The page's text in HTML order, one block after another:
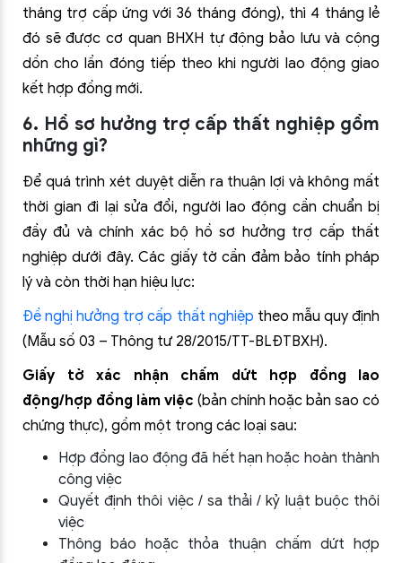
tháng trợ cấp ứng với 36 tháng đóng), thì 4 tháng lẻ
đó sẽ được cơ quan BHXH tự động bảo lưu và cộng
dồn cho lần đóng tiếp theo khi người lao động giao
kết hợp đồng mới.
6. Hồ sơ hưởng trợ cấp thất nghiệp gồm
những gì?
Để quá trình xét duyệt diễn ra thuận lợi và không mất
thời gian đi lại sửa đổi, người lao động cần chuẩn bị
đầy đủ và chính xác bộ hồ sơ hưởng trợ cấp thất
nghiệp dưới đây. Các giấy tờ cần đảm bảo tính pháp
lý và còn thời hạn hiệu lực:
Đề nghị hưởng trợ cấp thất nghiệp theo mẫu quy định
(Mẫu số 03 – Thông tư 28/2015/TT-BLĐTBXH).
Giấy tờ xác nhận chấm dứt hợp đồng lao
động/hợp đồng làm việc (bản chính hoặc bản sao có
chứng thực), gồm một trong các loại sau:
Hợp đồng lao động đã hết hạn hoặc hoàn thành
công việc
Quyết định thôi việc / sa thải / kỷ luật buộc thôi
việc
Thông báo hoặc thỏa thuận chấm dứt hợp